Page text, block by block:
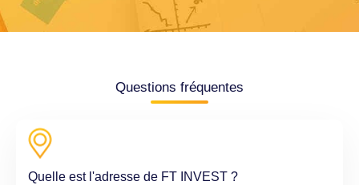
Questions fréquentes
Quelle est l'adresse de FT INVEST ?